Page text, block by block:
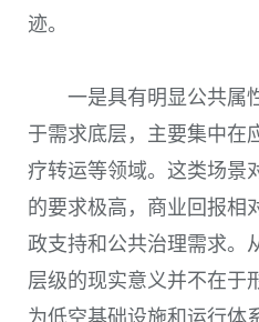
迹。
一是具有明显公共属
于需求底层，主要集中在
疗转运等领域。这类场景
的要求极高，商业回报相
政支持和公共治理需求。
层级的现实意义并不在于
为低空基础设施和运行体